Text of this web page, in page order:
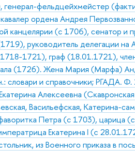
фельдцейхмейстер
ордена Андрея
канцелярии (с 1706), сенатор и
руководитель делегации
1721), граф (18.01.1721),
(1726). Жена Мария (Марфа)
словари и справочники; РГАДА.
Алексеевна
Васильефская, Катерина-
Петра (с 1703), царица
Екатерина I (с
из Военного приказа в